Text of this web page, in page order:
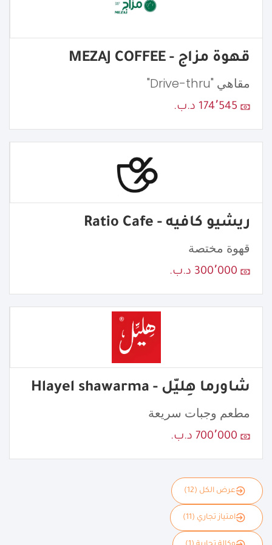
قهوة مزاج - MEZAJ COFFEE
مقاهي "Drive-thru"
174٬545 د.ب.
ريشيو كافيه - Ratio Cafe
قهوة مختصة
300٬000 د.ب.
شاورما هِليّل - Hlayel shawarma
مطعم وجبات سريعة
700٬000 د.ب.
عرض الكل (12)
امتياز تجاري (11)